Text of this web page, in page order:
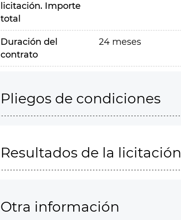
licitación. Importe
total
Duración del
contrato
24 meses
Pliegos de condiciones
Resultados de la licitación
Otra información